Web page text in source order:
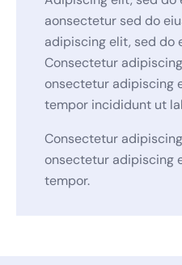
aonsectetur sed do
adipiscing elit, sed do
Consectetur
onsectetur adipiscing
tempor incididunt ut
Consectetur
onsectetur adipiscing
tempor.